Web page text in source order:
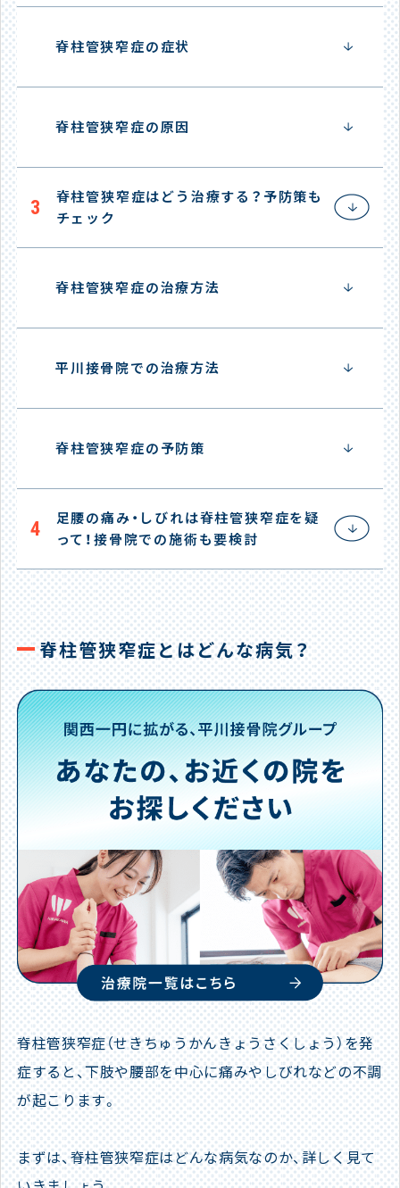
脊柱管狭窄症の症状
脊柱管狭窄症の原因
3
脊柱管狭窄症はどう治療する？予防策も
チェック
脊柱管狭窄症の治療方法
平川接骨院での治療方法
脊柱管狭窄症の予防策
4
足腰の痛み・しびれは脊柱管狭窄症を疑
って！接骨院での施術も要検討
脊柱管狭窄症とはどんな病気？
脊柱管狭窄症（せきちゅうかんきょうさくしょう）を発
症すると、下肢や腰部を中心に痛みやしびれなどの不調
が起こります。
まずは、脊柱管狭窄症はどんな病気なのか、詳しく見て